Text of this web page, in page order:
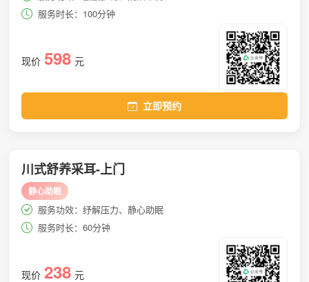
服务时长：100分钟
现价 598 元
立即预约
川式舒养采耳-上门
静心助眠
服务功效：纾解压力、静心助眠
服务时长：60分钟
现价 238 元